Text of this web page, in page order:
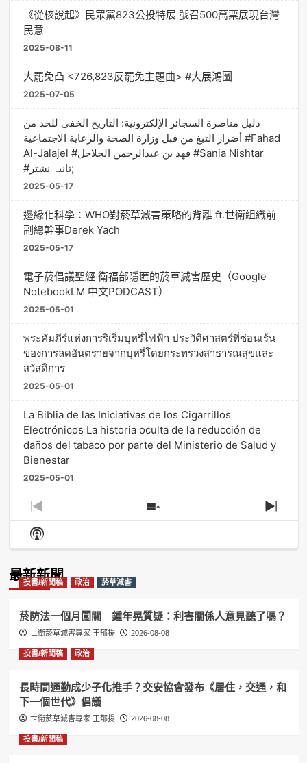
《從核說起》民眾黨823公投特展 號召500萬票展現台灣
民意
2025-08-11
大罷免凸 <726,823反罷免主題曲> #大展鴻圖
2025-07-05
دليل مناصرة السجائر الإلكترونية: التاريخ الخفي للحد من
أضرار التبغ من قبل وزارة الصحة والرعاية الاجتماعية #Fahad
Al-Jalajel #فهد بن عبدالرحمن الجلاجل #Sania Nishtar
#ثانیہ نشتر;
2025-05-17
邊緣化科學：WHO對菸草減害策略的背離 ft.世衛組織前
副總幹事Derek Yach
2025-05-17
電子菸倡議聖經 衛福部隱匿的菸草減害歷史（Google
NotebookLM 中文PODCAST）
2025-05-01
พระคัมภีร์แห่งการริเริ่มบุหรี่ไฟฟ้า ประวัติศาสตร์ที่ซ่อนเร้น
ของการลดอันตรายจากบุหรี่โดยกระทรวงสาธารณสุขและ
สวัสดิการ
2025-05-01
La Biblia de las Iniciativas de los Cigarrillos
Electrónicos La historia oculta de la reducción de
daños del tabaco por parte del Ministerio de Salud y
Bienestar
2025-05-01
Previous
Episode
Show
Episodes
Next
Show
Podcast
最新新聞
投書/新聞稿 政治 菸草減害
菸防法一個月闖關 鍾年晃質疑：利害關係人意見聽了嗎？
世衛菸草減害專家 王郁揚 2026-08-08
投書/新聞稿 政治
長時間通勤成少子化推手？交安協會發布《居住，交通，和
下一個世代》倡議
世衛菸草減害專家 王郁揚 2026-08-08
投書/新聞稿